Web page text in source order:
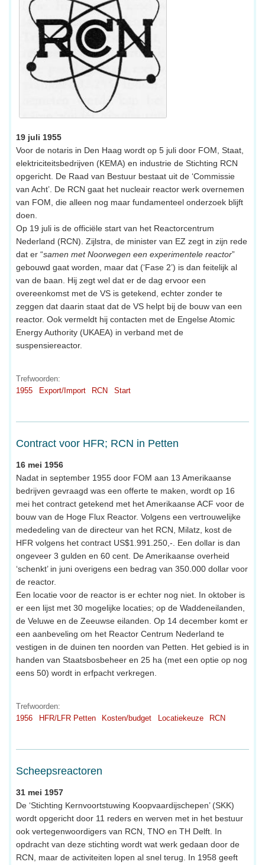
19 juli 1955
Voor de notaris in Den Haag wordt op 5 juli door FOM, Staat,
elektriciteitsbedrijven (KEMA) en industrie de Stichting RCN
opgericht. De Raad van Bestuur bestaat uit de ‘Commissie
van Acht’. De RCN gaat het nucleair reactor werk overnemen
van FOM, die alleen nog maar fundamenteel onderzoek blijft
doen.
Op 19 juli is de officiële start van het Reactorcentrum
Nederland (RCN). Zijlstra, de minister van EZ zegt in zijn rede
dat er “samen met Noorwegen een experimentele reactor”
gebouwd gaat worden, maar dat (‘Fase 2’) is dan feitelijk al
van de baan. Hij zegt wel dat er de dag ervoor een
overeenkomst met de VS is getekend, echter zonder te
zeggen dat daarin staat dat de VS helpt bij de bouw van een
reactor. Ook vermeldt hij contacten met de Engelse Atomic
Energy Authority (UKAEA) in verband met de
suspensiereactor.
Trefwoorden:
1955
Export/Import RCN Start
Contract voor HFR; RCN in Petten
16 mei 1956
Nadat in september 1955 door FOM aan 13 Amerikaanse
bedrijven gevraagd was een offerte te maken, wordt op 16
mei het contract getekend met het Amerikaanse ACF voor de
bouw van de Hoge Flux Reactor. Volgens een vertrouwelijke
mededeling van de directeur van het RCN, Milatz, kost de
HFR volgens het contract US$1.991.250,-. Een dollar is dan
ongeveer 3 gulden en 60 cent. De Amerikaanse overheid
‘schenkt’ in juni overigens een bedrag van 350.000 dollar voor
de reactor.
Een locatie voor de reactor is er echter nog niet. In oktober is
er een lijst met 30 mogelijke locaties; op de Waddeneilanden,
de Veluwe en de Zeeuwse eilanden. Op 14 december komt er
een aanbeveling om het Reactor Centrum Nederland te
vestigen in de duinen ten noorden van Petten. Het gebied is in
handen van Staatsbosbeheer en 25 ha (met een optie op nog
eens 50) wordt in erfpacht verkregen.
Trefwoorden:
1956
HFR/LFR Petten Kosten/budget Locatiekeuze RCN
Scheepsreactoren
31 mei 1957
De ‘Stichting Kernvoortstuwing Koopvaardijschepen’ (SKK)
wordt opgericht door 11 reders en werven met in het bestuur
ook vertegenwoordigers van RCN, TNO en TH Delft. In
opdracht van deze stichting wordt wat werk gedaan door de
RCN, maar de activiteiten lopen al snel terug. In 1958 geeft